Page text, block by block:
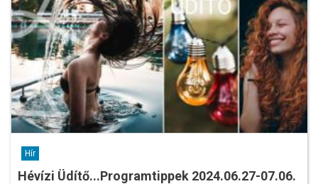
Hír
Hévízi Üdítő...Programtippek 2024.06.27-07.06.